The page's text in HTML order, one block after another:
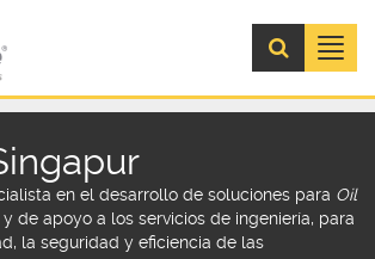
Menú
en el desarrollo de soluciones para Oil
y de apoyo a los servicios de ingeniería, para
la seguridad y eficiencia de las